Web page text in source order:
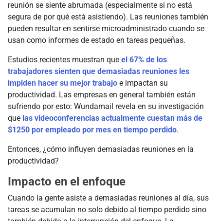
reunión se siente abrumada (especialmente si no está
segura de por qué está asistiendo). Las reuniones también
pueden resultar en sentirse microadministrado cuando se
usan como informes de estado en tareas pequeñas.
Estudios recientes muestran que el 67% de los
trabajadores sienten que demasiadas reuniones les
impiden hacer su mejor trabajo e impactan su
productividad. Las empresas en general también están
sufriendo por esto: Wundamail revela en su investigación
que las videoconferencias actualmente cuestan más de
$1250 por empleado por mes en tiempo perdido.
Entonces, ¿cómo influyen demasiadas reuniones en la
productividad?
Impacto en el enfoque
Cuando la gente asiste a demasiadas reuniones al día, sus
tareas se acumulan no solo debido al tiempo perdido sino